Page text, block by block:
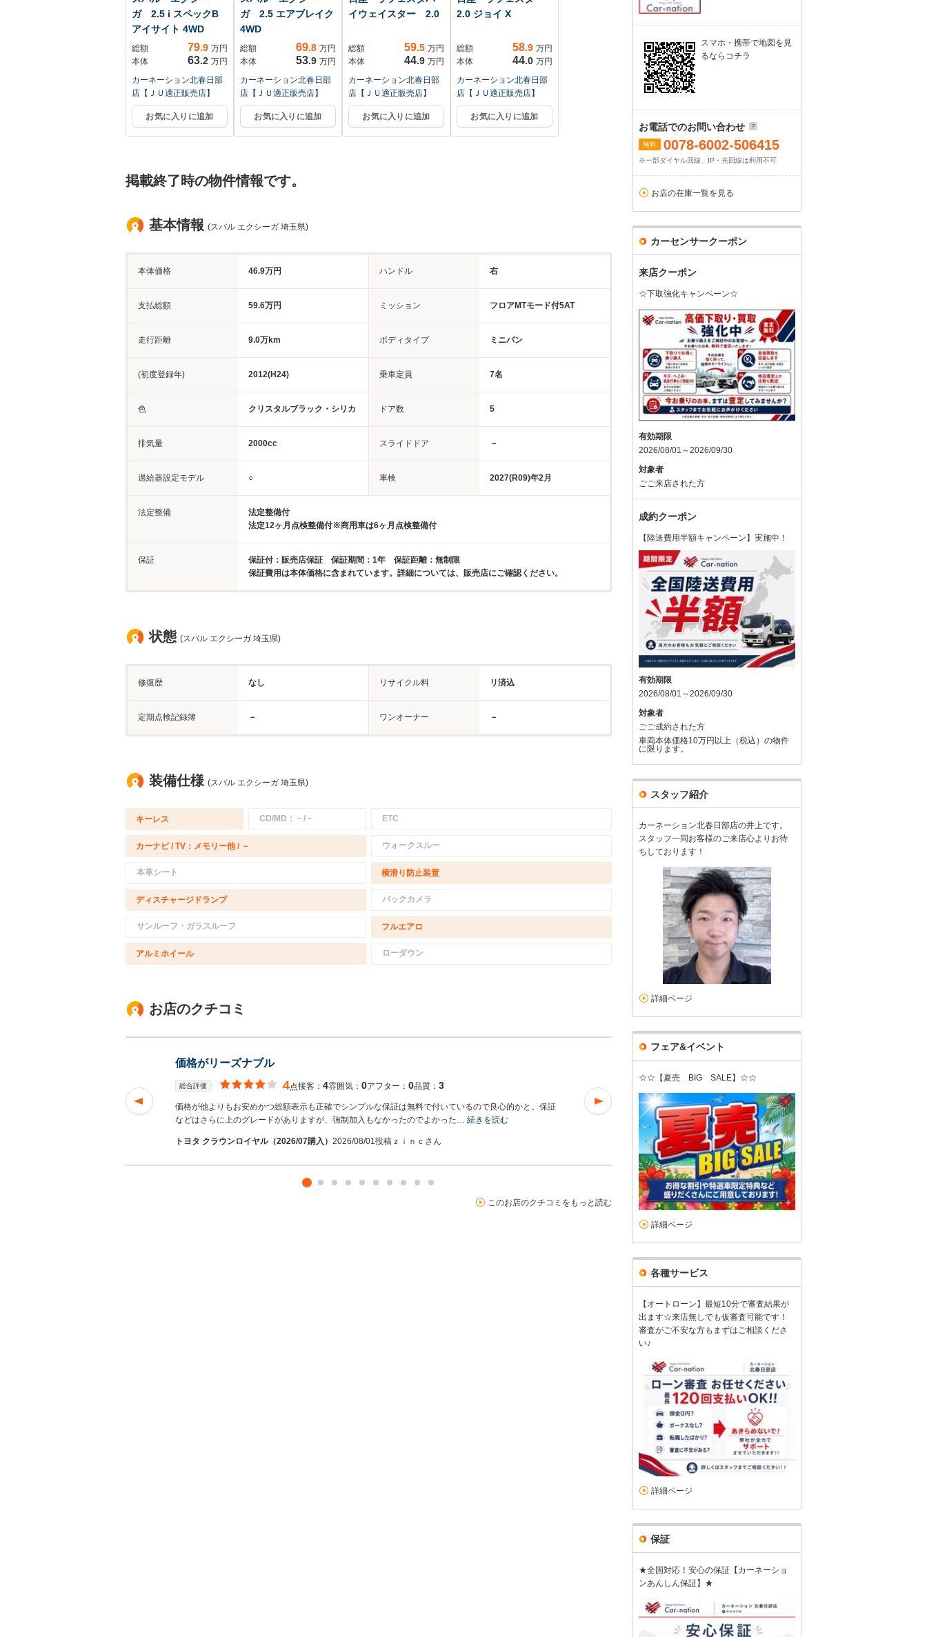
ガ 2.5 i スペックB
アイサイト 4WD
総額 79.9 万円
本体
63.2 万円
カーネーション北春日部
店【ＪＵ適正販売店】
お気に入りに追加
ガ 2.5 エアブレイク
4WD
総額 69.8 万円
本体
53.9 万円
カーネーション北春日部
店【ＪＵ適正販売店】
お気に入りに追加
イウェイスター 2.0
総額 59.5 万円
本体
44.9 万円
カーネーション北春日部
店【ＪＵ適正販売店】
お気に入りに追加
2.0 ジョイ X
総額 58.9 万円
本体
44.0 万円
カーネーション北春日部
店【ＪＵ適正販売店】
お気に入りに追加
掲載終了時の物件情報です。
基本情報 (スバル エクシーガ 埼玉県)
本体価格 46.9万円 ハンドル 右
支払総額 59.6万円 ミッション フロアMTモード付5AT
走行距離 9.0万km ボディタイプ ミニバン
(初度登録年) 2012(H24) 乗車定員 7名
色 クリスタルブラック・シリカ ドア数 5
排気量 2000cc スライドドア －
過給器設定モデル ○ 車検 2027(R09)年2月
法定整備
法定整備付
法定12ヶ月点検整備付※商用車は6ヶ月点検整備付
保証
保証付：販売店保証 保証期間：1年 保証距離：無制限
保証費用は本体価格に含まれています。詳細については、販売店にご確認ください。
状態 (スバル エクシーガ 埼玉県)
修復歴 なし リサイクル料 リ済込
定期点検記録簿 － ワンオーナー －
装備仕様 (スバル エクシーガ 埼玉県)
キーレス CD/MD：－/－ ETC
カーナビ / TV：メモリー他 / － ウォークスルー
本革シート 横滑り防止装置
ディスチャージドランプ バックカメラ
サンルーフ・ガラスルーフ フルエアロ
アルミホイール ローダウン
お店のクチコミ
価格がリーズナブル
総合評価 4点接客： 4雰囲気： 0アフター： 0品質： 3
価格が他よりもお安めかつ総額表示も正確でシンプルな保証は無料で付いているので良心的かと。保証
などはさらに上のグレードがありますが、強制加入もなかったのでよかった… 続きを読む
トヨタ クラウンロイヤル（2026/07購入） 2026/08/01投稿 ｚｉｎｃさん
親切
免許取りたての初心者にも親切に対応してくださいました。
スバル インプレッサXV（2026/07購入）
このお店のクチコミをもっと読む
スマホ・携帯で地図を見
るならコチラ
お電話でのお問い合わせ
無料 0078-6002-506415
※一部ダイヤル回線、IP・光回線は利用不可
お店の在庫一覧を見る
カーセンサークーポン
来店クーポン
☆下取強化キャンペーン☆
有効期限
2026/08/01～2026/09/30
対象者
ごご来店された方
成約クーポン
【陸送費用半額キャンペーン】実施中！
有効期限
2026/08/01～2026/09/30
対象者
ごご成約された方
車両本体価格10万円以上（税込）の物件
に限ります。
スタッフ紹介
カーネーション北春日部店の井上です。
スタッフ一同お客様のご来店心よりお待
ちしております！
詳細ページ
フェア&イベント
☆☆【夏売 BIG SALE】☆☆
詳細ページ
各種サービス
【オートローン】最短10分で審査結果が
出ます☆来店無しでも仮審査可能です！
審査がご不安な方もまずはご相談くださ
い♪
詳細ページ
保証
★全国対応！安心の保証【カーネーショ
ンあんしん保証】★